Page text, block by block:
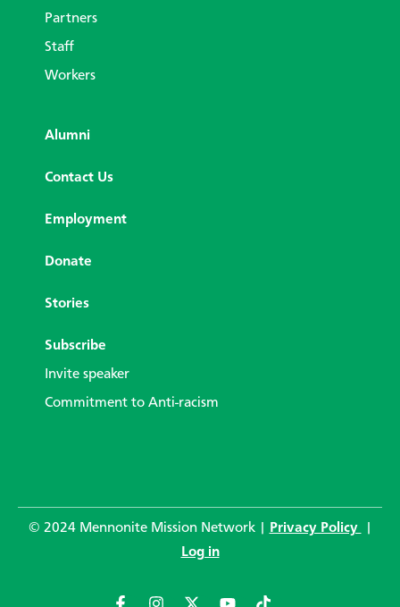
Partners
Staff
Workers
Alumni
Contact Us
Employment
Donate
Stories
Subscribe
Invite speaker
Commitment to Anti-racism
© 2024 Mennonite Mission Network | Privacy Policy
Log in